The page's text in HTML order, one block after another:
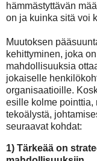
hämmästyttävän
on ja kuinka sitä voi
Muutoksen
kehittyminen, joka
mahdollisuuksia
jokaiselle
organisaatioille.
esille kolme pointtia,
tekoälystä,
seuraavat kohdat:
1) Tärkeää on